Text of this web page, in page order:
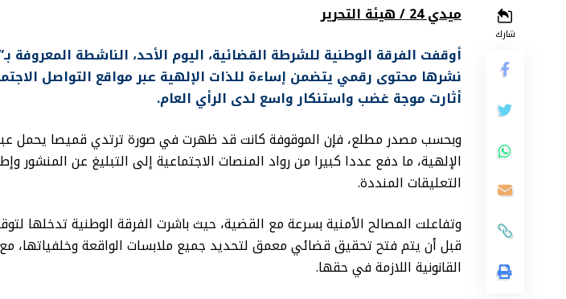
شارك
ميدي 24 / هيئة التحرير
أوقفت الفرقة الوطنية للشرطة القضائية، اليوم الأحد، الناشطة المعروفة
نشرها محتوى رقمي يتضمن إساءة للذات الإلهية عبر مواقع التواصل
أثارت موجة غضب واستنكار واسع لدى الرأي العام.
وبحسب مصدر مطلع، فإن الموقوفة كانت قد ظهرت في صورة ترتدي قميصا يحمل
الإلهية، ما دفع عددا كبيرا من رواد المنصات الاجتماعية إلى التبليغ عن المنشور
التعليقات المنددة.
وتفاعلت المصالح الأمنية بسرعة مع القضية، حيث باشرت الفرقة الوطنية تدخلها
قبل أن يتم فتح تحقيق قضائي معمق لتحديد جميع ملابسات الواقعة وخلفياتها، مع
القانونية اللازمة في حقها.